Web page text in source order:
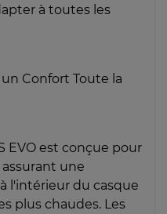
à toutes les
Confort Toute la
EVO est conçue pour
une
l'intérieur du casque
plus chaudes. Les